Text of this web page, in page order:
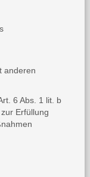
anderen
6 Abs. 1 lit. b
Erfüllung